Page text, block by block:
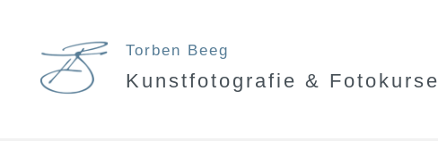
Inhalt
springen
Torben Beeg
Kunstfotografie & Fotokurse